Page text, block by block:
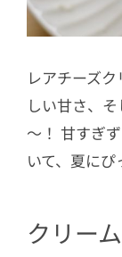
レアチーズ
しい甘さ、
～！ 甘すぎ
いて、夏にぴ
クリー